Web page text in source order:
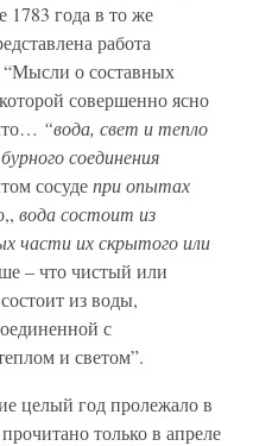
1783 года в то же
работа
“Мысли о составных
совершенно ясно
“вода, свет и тепло
соединения
сосудепри опытах
вода состоит из
части их скрытого или
– что чистый или
из воды,
с
и светом”.
целый год пролежало в
только в апреле